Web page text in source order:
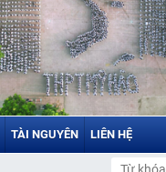
TÀI NGUYÊN LIÊN HỆ